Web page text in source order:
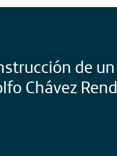
de
Chávez